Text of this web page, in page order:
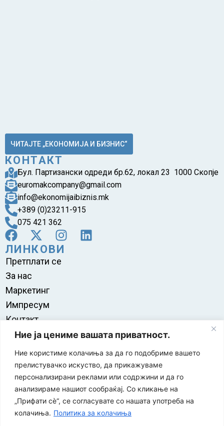
Ние ја цениме вашата приватност.
Ние користиме колачиња за да го подобриме вашето
прелистувачко искуство, да прикажуваме
персонализирани реклами или содржини и да го
анализираме нашиот сообраќај. Со кликање на
„Прифати сè“, се согласувате со нашата употреба на
колачиња. Политика за колачиња
ЧИТАЈТЕ „ЕКОНОМИЈА И БИЗНИС“
КОНТАКТ
Бул. Партизански одреди бр.62, локал 23 1000 Скопје
euromakcompany@gmail.com
info@ekonomijaibiznis.mk
+389 (0)23211-915
075 421 362
ЛИНКОВИ
Претплати се
За нас
Маркетинг
Импресум
Контакт
Правила на користење